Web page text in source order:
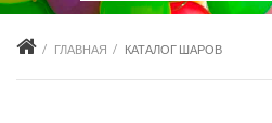
ГЛАВНАЯ КАТАЛОГ ШАРОВ